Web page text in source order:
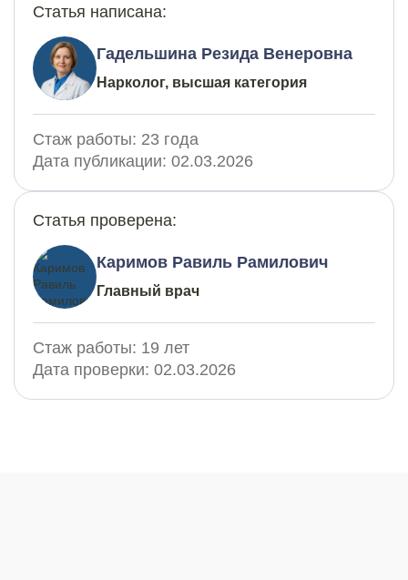
Статья написана:
Гадельшина Резида Венеровна
Нарколог, высшая категория
Стаж работы: 23 года
Дата публикации: 02.03.2026
Статья проверена:
Каримов Равиль Рамилович
Главный врач
Стаж работы: 19 лет
Дата проверки: 02.03.2026